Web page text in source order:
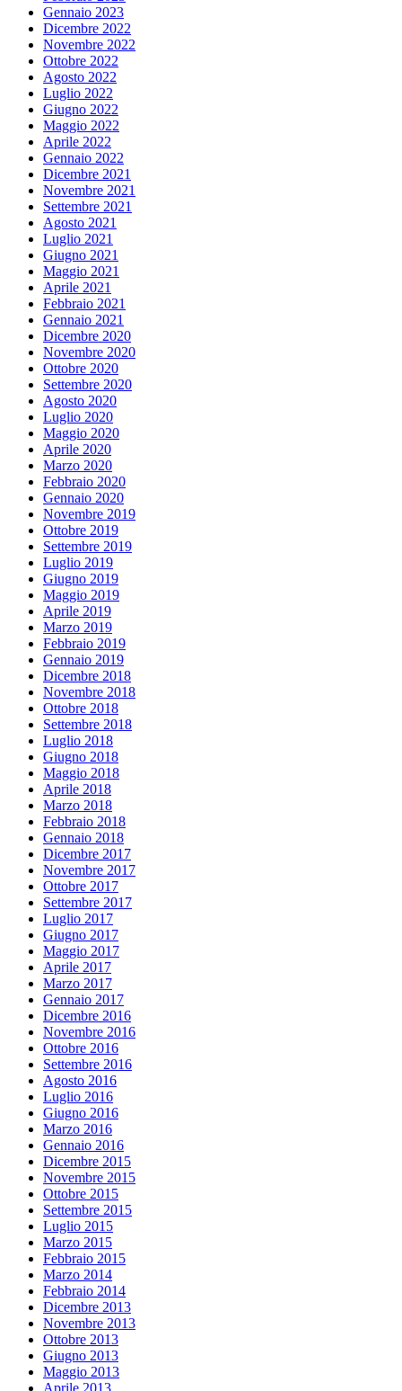
Gennaio 2023
Dicembre 2022
Novembre 2022
Ottobre 2022
Agosto 2022
Luglio 2022
Giugno 2022
Maggio 2022
Aprile 2022
Gennaio 2022
Dicembre 2021
Novembre 2021
Settembre 2021
Agosto 2021
Luglio 2021
Giugno 2021
Maggio 2021
Aprile 2021
Febbraio 2021
Gennaio 2021
Dicembre 2020
Novembre 2020
Ottobre 2020
Settembre 2020
Agosto 2020
Luglio 2020
Maggio 2020
Aprile 2020
Marzo 2020
Febbraio 2020
Gennaio 2020
Novembre 2019
Ottobre 2019
Settembre 2019
Luglio 2019
Giugno 2019
Maggio 2019
Aprile 2019
Marzo 2019
Febbraio 2019
Gennaio 2019
Dicembre 2018
Novembre 2018
Ottobre 2018
Settembre 2018
Luglio 2018
Giugno 2018
Maggio 2018
Aprile 2018
Marzo 2018
Febbraio 2018
Gennaio 2018
Dicembre 2017
Novembre 2017
Ottobre 2017
Settembre 2017
Luglio 2017
Giugno 2017
Maggio 2017
Aprile 2017
Marzo 2017
Gennaio 2017
Dicembre 2016
Novembre 2016
Ottobre 2016
Settembre 2016
Agosto 2016
Luglio 2016
Giugno 2016
Marzo 2016
Gennaio 2016
Dicembre 2015
Novembre 2015
Ottobre 2015
Settembre 2015
Luglio 2015
Marzo 2015
Febbraio 2015
Marzo 2014
Febbraio 2014
Dicembre 2013
Novembre 2013
Ottobre 2013
Giugno 2013
Maggio 2013
Aprile 2013